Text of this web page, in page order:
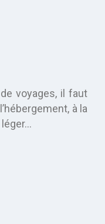
voyages, il faut
à la